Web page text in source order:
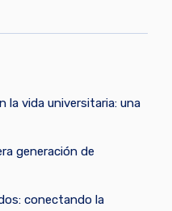
la vida universitaria: una
generación de
conectando la